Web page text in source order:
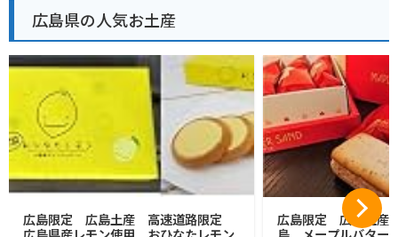
広島県の人気お土産
広島限定 広島土産 高速道路限定
広島限定 広島土産